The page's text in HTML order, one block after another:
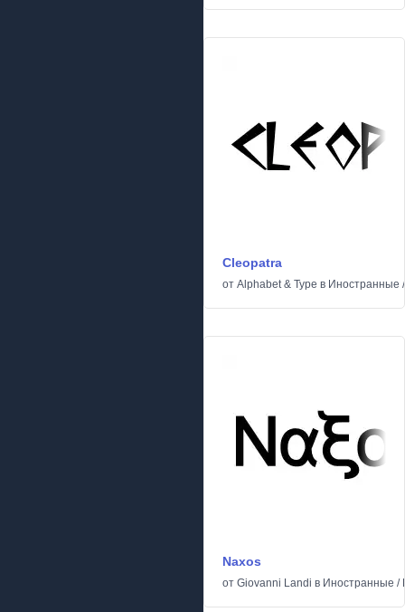
Cleopatra
от Alphabet & Type в Иностранные
Naxos
от Giovanni Landi в Иностранные /